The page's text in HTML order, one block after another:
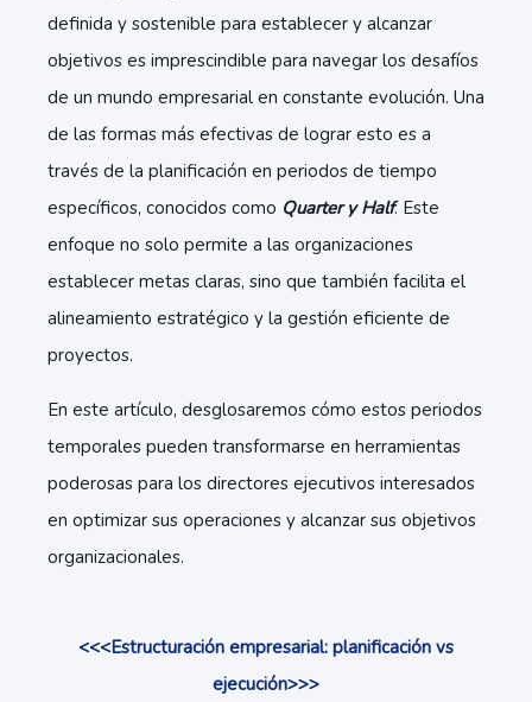
definida y sostenible para establecer y alcanzar
objetivos es imprescindible para navegar los desafíos
de un mundo empresarial en constante evolución. Una
de las formas más efectivas de lograr esto es a
través de la planificación en periodos de tiempo
específicos, conocidos como Quarter y Half. Este
enfoque no solo permite a las organizaciones
establecer metas claras, sino que también facilita el
alineamiento estratégico y la gestión eficiente de
proyectos.
En este artículo, desglosaremos cómo estos periodos
temporales pueden transformarse en herramientas
poderosas para los directores ejecutivos interesados
en optimizar sus operaciones y alcanzar sus objetivos
organizacionales.
<<<Estructuración empresarial: planificación vs
ejecución>>>